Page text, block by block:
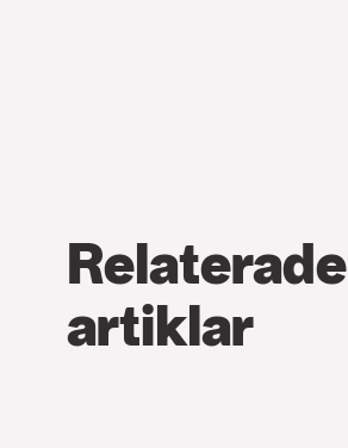
Relaterade
artiklar